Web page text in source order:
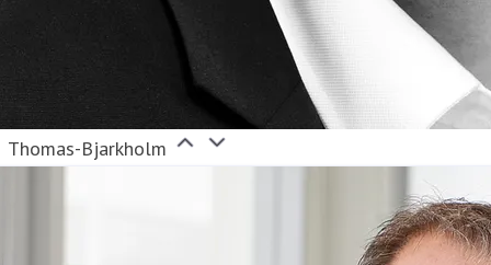
Thomas-Bjarkholm